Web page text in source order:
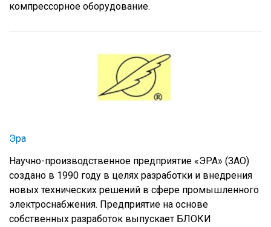
компрессорное оборудование.
Эра
Научно-производственное предприятие «ЭРА» (ЗАО)
создано в 1990 году в целях разработки и внедрения
новых технических решений в сфере промышленного
электроснабжения. Предприятие на основе
собственных разработок выпускает БЛОКИ